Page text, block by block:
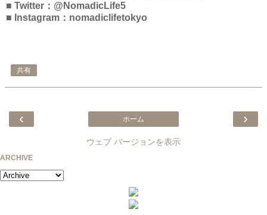
■ Twitter：@NomadicLife5
■ Instagram：nomadiclifetokyo
共有
‹ ›
ホーム
ウェブ バージョンを表示
ARCHIVE